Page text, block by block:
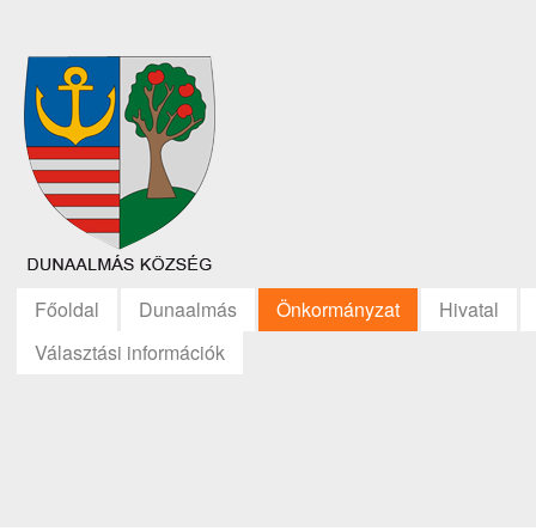
Főoldal Dunaalmás Önkormányzat
Hivatal
Választási információk